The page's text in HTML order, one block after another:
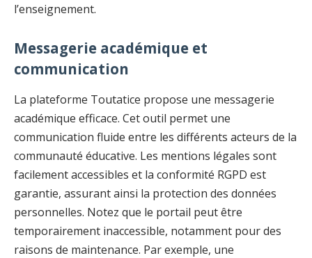
l’enseignement.
Messagerie académique et
communication
La plateforme Toutatice propose une messagerie
académique efficace. Cet outil permet une
communication fluide entre les différents acteurs de la
communauté éducative. Les mentions légales sont
facilement accessibles et la conformité RGPD est
garantie, assurant ainsi la protection des données
personnelles. Notez que le portail peut être
temporairement inaccessible, notamment pour des
raisons de maintenance. Par exemple, une